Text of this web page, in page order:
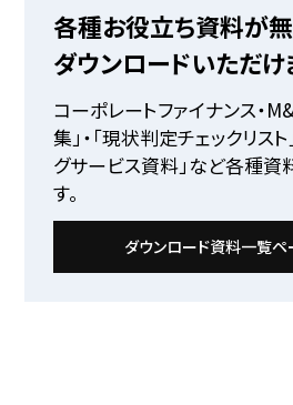
各種お役立ち資料が
ダウンロードいただけ
コーポレートファイナンス・
集」・「現状判定チェックリスト
グサービス資料」など各種資
す。
ダウンロード資料一覧ペ